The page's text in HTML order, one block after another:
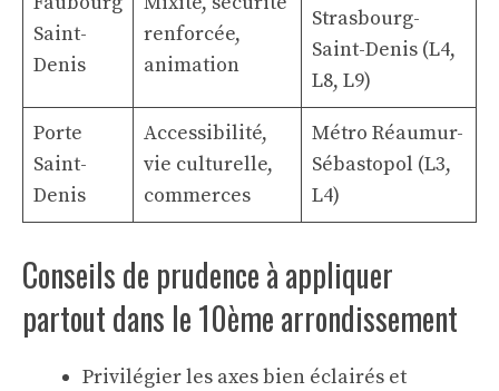
Saint-
Denis
renforcée,
animation
Strasbourg-
Saint-Denis (L4,
L8, L9)
Porte
Saint-
Denis
Accessibilité,
vie culturelle,
commerces
Métro Réaumur-
Sébastopol (L3,
L4)
Conseils de prudence à appliquer
partout dans le 10ème arrondissement
Privilégier les axes bien éclairés et